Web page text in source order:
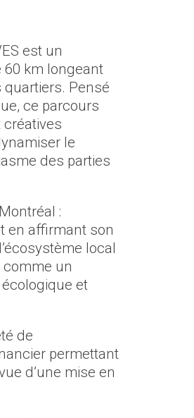
est un
km longeant
quartiers. Pensé
ce parcours
créatives
le
des parties
:
en affirmant son
local
comme un
et
de
permettant
d’une mise en